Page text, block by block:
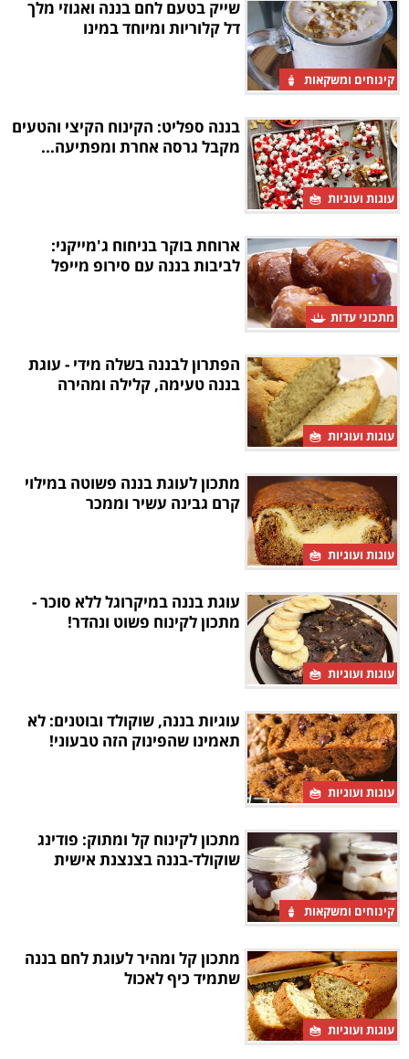
קינוחים ומשקאות
שייק בטעם לחם בננה ואגוזי מלך
דל קלוריות ומיוחד במינו
עוגות ועוגיות
בננה ספליט: הקינוח הקיצי והטעים
מקבל גרסה אחרת ומפתיעה...
מתכוני עדות
ארוחת בוקר בניחוח ג'מייקני:
לביבות בננה עם סירופ מייפל
עוגות ועוגיות
הפתרון לבננה בשלה מידי - עוגת
בננה טעימה, קלילה ומהירה
עוגות ועוגיות
מתכון לעוגת בננה פשוטה במילוי
קרם גבינה עשיר וממכר
עוגות ועוגיות
עוגת בננה במיקרוגל ללא סוכר -
מתכון לקינוח פשוט ונהדר!
עוגות ועוגיות
עוגיות בננה, שוקולד ובוטנים: לא
תאמינו שהפינוק הזה טבעוני!
קינוחים ומשקאות
מתכון לקינוח קל ומתוק: פודינג
שוקולד-בננה בצנצנת אישית
עוגות ועוגיות
מתכון קל ומהיר לעוגת לחם בננה
שתמיד כיף לאכול